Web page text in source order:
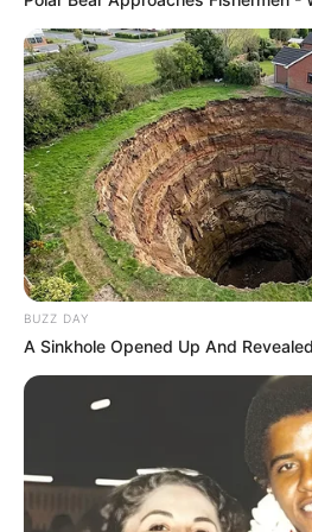
momento, mediante requisição
a confirmação da existência
dados;
o acesso aos dados;
a correção de dados
desatualizados;
a anonimização, o bloqueio
desnecessários, excessivos
desconformidade com o
Proteção de Dados (LGPD);
a portabilidade dos dados a
ou produto. Neste caso,
expressa, de acordo com a
autoridade nacional a ser
segredos comerciais e
Artesanato
BUZZ DAY
A Sinkhole Opened Up And